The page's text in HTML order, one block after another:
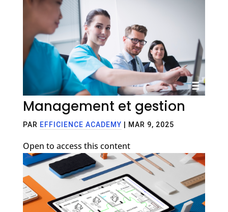
Management et gestion
PAR EFFICIENCE ACADEMY MAR 9, 2025
Open to access this content